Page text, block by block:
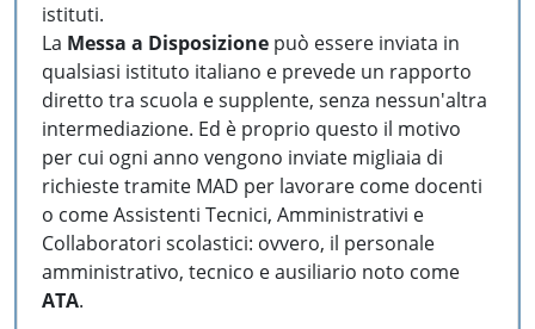
istituti.
La Messa a Disposizione può essere inviata in
qualsiasi istituto italiano e prevede un rapporto
diretto tra scuola e supplente, senza nessun'altra
intermediazione. Ed è proprio questo il motivo
per cui ogni anno vengono inviate migliaia di
richieste tramite MAD per lavorare come docenti
o come Assistenti Tecnici, Amministrativi e
Collaboratori scolastici: ovvero, il personale
amministrativo, tecnico e ausiliario noto come
ATA.